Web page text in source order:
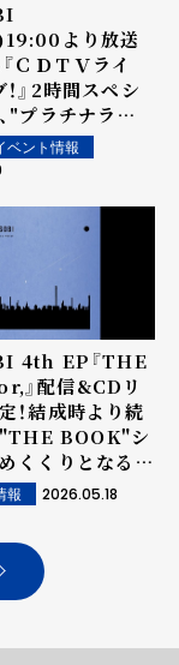
より放送
ＣＤＴＶライ
！』2時間スペシ
"プラチナライ
定！テレビ初披
オリオン」ほ
ベント情報
』配信&CDリ
！結成時より続
BOOK"シ
くくりとなる本
定 完全生産限
リリース。
報 2026.05.18